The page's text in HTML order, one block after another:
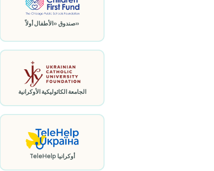
صندوق «الأطفال أولاً»
الجامعة الكاثوليكية الأوكرانية
TeleHelp أوكرانيا